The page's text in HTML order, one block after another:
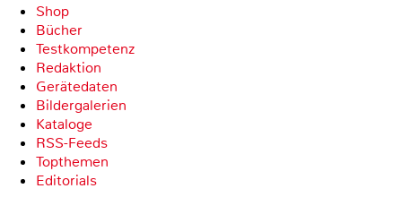
Shop
Bücher
Testkompetenz
Redaktion
Gerätedaten
Bildergalerien
Kataloge
RSS-Feeds
Topthemen
Editorials